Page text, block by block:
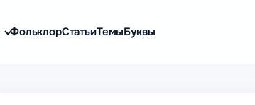
ФольклорСтатьиТемыБуквы